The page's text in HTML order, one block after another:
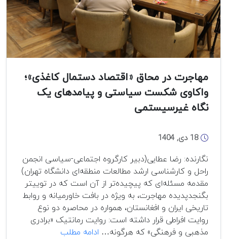
سیاست
زبانی
مهاجرت در محاق «اقتصاد دستمال کاغذی»؛
واکاوی شکست سیاستی و پیامدهای یک
نگاه غیرسیستمی
18 دی, 1404
نگارنده: رضا عطایی(دبیر کارگروه اجتماعی-سیاسی انجمن
راحل و کارشناسی ارشد مطالعات منطقه‌ای دانشگاه تهران)
مقدمه مسئله‌ای که پیچیده‌تر از آن است که در توییتر
بگنجدپدیده مهاجرت، به ویژه در بافت خاورمیانه و روابط
تاریخی ایران و افغانستان، همواره در محاصره دو نوع
روایت افراطی قرار داشته است: روایت رمانتیک «برادری
مذهبی و فرهنگی» که هرگونه… ادامه مطلب